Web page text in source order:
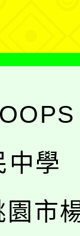
中學
市